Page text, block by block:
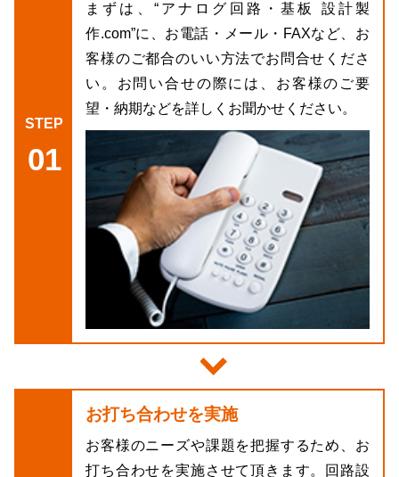
01
まずは、“アナログ回路・基板 設計製
作.com”に、お電話・メール・FAXなど、お
客様のご都合のいい方法でお問合せくださ
い。お問い合せの際には、お客様のご要
望・納期などを詳しくお聞かせください。
お打ち合わせを実施
お客様のニーズや課題を把握するため、お
打ち合わせを実施させて頂きます。回路設